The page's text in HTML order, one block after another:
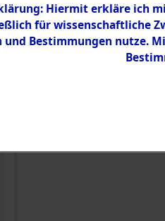
Einen Kommentar
Hiermit erkläre ich
für wissenschaftliche
und Bestimmungen nutze.